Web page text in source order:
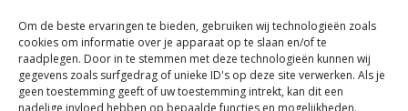
Om de beste ervaringen te bieden, gebruiken wij technologieën zoals
cookies om informatie over je apparaat op te slaan en/of te
raadplegen. Door in te stemmen met deze technologieën kunnen wij
gegevens zoals surfgedrag of unieke ID's op deze site verwerken. Als je
geen toestemming geeft of uw toestemming intrekt, kan dit een
nadelige invloed hebben op bepaalde functies en mogelijkheden.
Disclaimer & Copyright